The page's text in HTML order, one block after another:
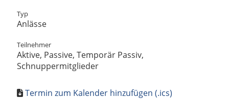
Typ
Anlässe
Teilnehmer
Aktive, Passive, Temporär Passiv,
Schnuppermitglieder
Termin zum Kalender hinzufügen (.ics)